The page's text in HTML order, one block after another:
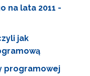
na lata 2011 -
jak
programowej